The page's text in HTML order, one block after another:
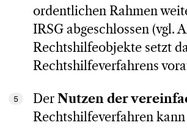
ordentlichen Rahmen
IRSG abgeschlossen (vgl.
Rechtshilfeobjekte setzt
Rechtshilfeverfahrens
5 Der Nutzen der
Rechtshilfeverfahren